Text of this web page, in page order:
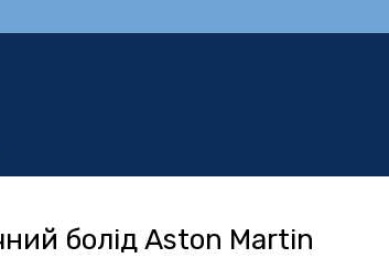
болід Aston Martin